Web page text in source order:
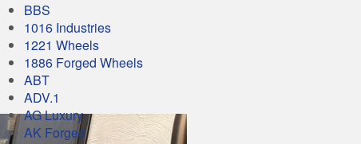
BBS
1016 Industries
1221 Wheels
1886 Forged Wheels
ABT
ADV.1
AG Luxury
AK Forged